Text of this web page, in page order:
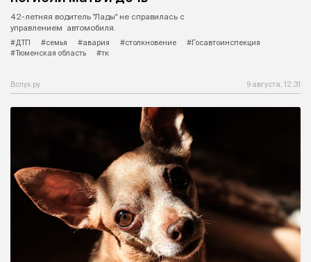
42-летняя водитель "Лады" не справилась с
управлением автомобиля.
#ДТП
#семья #авария #столкновение
#Госавтоинспекция
#Тюменская область
#тк
Вслух.ру 9 августа, 12:31